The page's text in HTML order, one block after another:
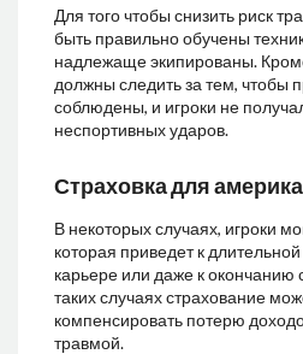
Для того чтобы снизить риск
быть правильно обучены
надлежаще экипированы.
должны следить за тем, чтобы
соблюдены, и игроки не
неспортивных ударов.
Страховка для
В некоторых случаях, игроки
которая приведет к
карьере или даже к окончанию
таких случаях страхование
компенсировать потерю
травмой.